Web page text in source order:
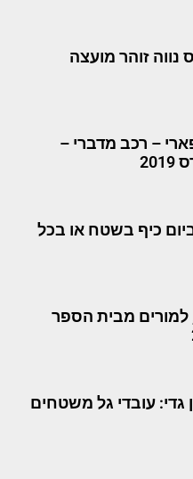
נווה זוהר מועצה
– רכב מדברי –
כיף בשטח או בכל
למורים מבית הספר
גדי: עובדי גל משטחים